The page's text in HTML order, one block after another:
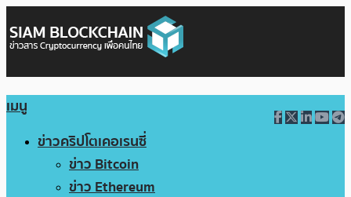
เมนู
ข่าวคริปโตเคอเรนซี่
ข่าว Bitcoin
ข่าว Ethereum